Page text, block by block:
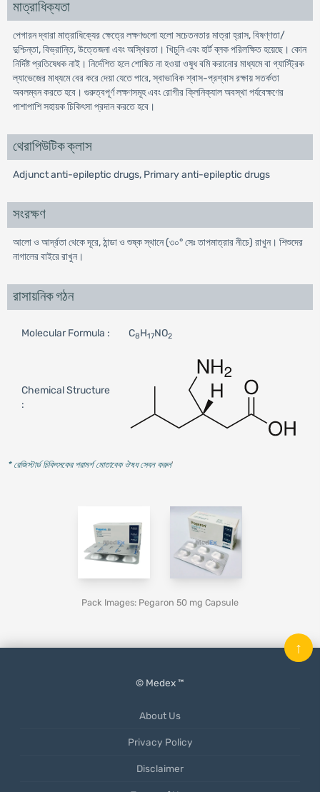
মাত্রাধিক্যতা
পেগারন দ্বারা মাত্রাধিক্যের ক্ষেত্রে লক্ষণগুলো হলো সচেতনতার মাত্রা হ্রাস, বিষণ্ণতা/
দুশ্চিন্তা, বিভ্রান্তি, উত্তেজনা এবং অস্থিরতা। খিচুনি এবং হার্ট ব্লক পরিলক্ষিত হয়েছে। কোন
নির্দিষ্ট প্রতিষেধক নাই। নির্দেশিত হলে শোষিত না হওয়া ওষুধ বমি করানোর মাধ্যমে বা গ্যাস্ট্রিক
ল্যাভেজের মাধ্যমে বের করে দেয়া যেতে পারে, স্বাভাবিক শ্বাস-প্রশ্বাস রক্ষায় সতর্কতা
অবলম্বন করতে হবে। গুরুত্বপূর্ণ লক্ষণসমূহ এবং রোগীর ক্লিনিক্যাল অবস্থা পর্যবেক্ষণের
পাশাপাশি সহায়ক চিকিৎসা প্রদান করতে হবে।
থেরাপিউটিক ক্লাস
Adjunct anti-epileptic drugs, Primary anti-epileptic drugs
সংরক্ষণ
আলো ও আর্দ্রতা থেকে দূরে, ঠান্ডা ও শুষ্ক স্থানে (৩০° সেঃ তাপমাত্রার নীচে) রাখুন। শিশুদের
নাগালের বাইরে রাখুন।
রাসায়নিক গঠন
Molecular Formula : C8H17NO2
Chemical Structure
:
* রেজিস্টার্ড চিকিৎসকের পরামর্শ মোতাবেক ঔষধ সেবন করুন'
Pack Images: Pegaron 50 mg Capsule
© Medex ™
About Us
Privacy Policy
Disclaimer
↑